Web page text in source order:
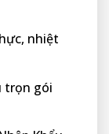
nhiệt
trọn gói